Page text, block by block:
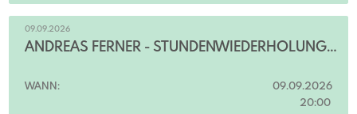
09.09.2026
ANDREAS FERNER - STUNDENWIEDERHOLUNG. BEST OF
WANN:
09.09.2026
20:00